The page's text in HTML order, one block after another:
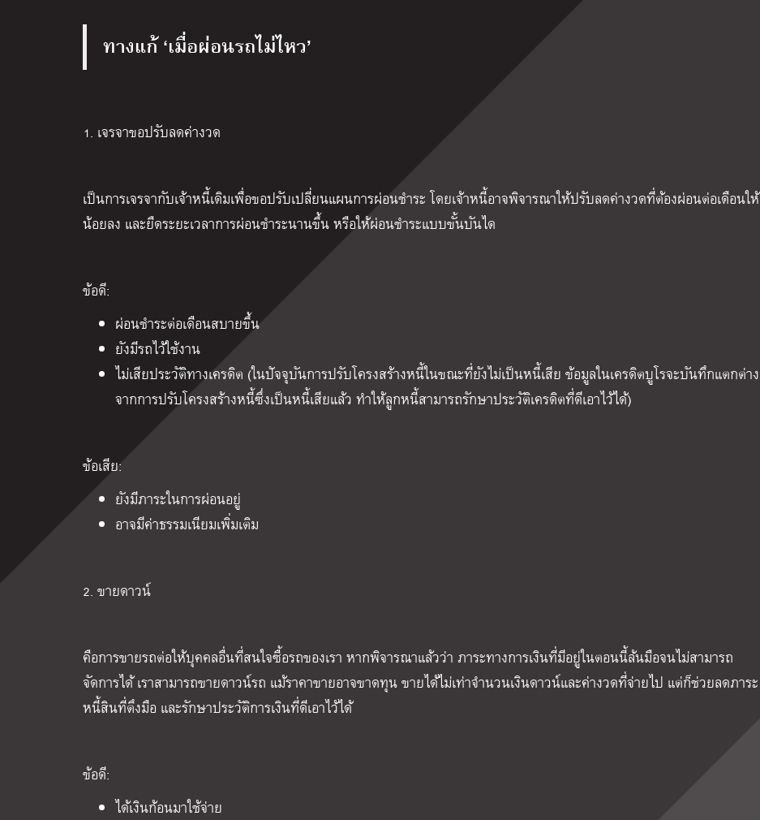
ทางแก้ ‘เมื่อผ่อนรถไม่ไหว’
1. เจรจาขอปรับลดค่างวด
เป็นการเจรจากับเจ้าหนี้เดิมเพื่อขอปรับเปลี่ยนแผนการผ่อนชำระ โดยเจ้าหนี้อาจพิจารณาให้ปรับลดค่างวดที่ต้องผ่อนต่อเดือนให้
น้อยลง และยืดระยะเวลาการผ่อนชำระนานขึ้น หรือให้ผ่อนชำระแบบขั้นบันได
ข้อดี:
ผ่อนชำระต่อเดือนสบายขึ้น
ยังมีรถไว้ใช้งาน
ไม่เสียประวัติทางเครดิต (ในปัจจุบันการปรับโครงสร้างหนี้ในขณะที่ยังไม่เป็นหนี้เสีย ข้อมูลในเครดิตบูโรจะบันทึกแตกต่าง
จากการปรับโครงสร้างหนี้ซึ่งเป็นหนี้เสียแล้ว ทำให้ลูกหนี้สามารถรักษาประวัติเครดิตที่ดีเอาไว้ได้)
ข้อเสีย:
ยังมีภาระในการผ่อนอยู่
อาจมีค่าธรรมเนียมเพิ่มเติม
2. ขายดาวน์
คือการขายรถต่อให้บุคคลอื่นที่สนใจซื้อรถของเรา หากพิจารณาแล้วว่า ภาระทางการเงินที่มีอยู่ในตอนนี้ล้นมือจนไม่สามารถ
จัดการได้ เราสามารถขายดาวน์รถ แม้ราคาขายอาจขาดทุน ขายได้ไม่เท่าจำนวนเงินดาวน์และค่างวดที่จ่ายไป แต่ก็ช่วยลดภาระ
หนี้สินที่ตึงมือ และรักษาประวัติการเงินที่ดีเอาไว้ได้
ข้อดี:
ได้เงินก้อนมาใช้จ่าย